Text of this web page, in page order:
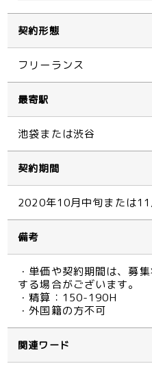
契約形態
フリーランス
最寄駅
池袋または渋谷
契約期間
2020年10月中旬または11
備考
・単価や契約期間は、募
する場合がございます。
・精算：150-190H
・外国籍の方不可
関連ワード